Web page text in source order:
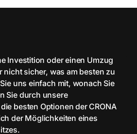
Investition oder einen Umzug
nicht sicher, was am besten zu
uns einfach mit, wonach Sie
Sie durch unsere
besten Optionen der CRONA
der Möglichkeiten eines